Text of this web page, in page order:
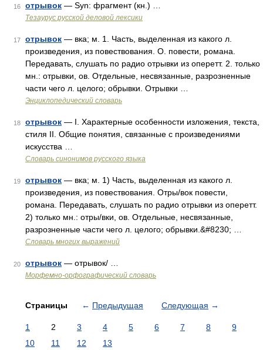
16 отрывок — Syn: фрагмент (кн.) …
Тезаурус русской деловой лексики
17 отрывок — вка; м. 1. Часть, выделенная из какого л.
произведения, из повествования. О. повести, романа.
Передавать, слушать по радио отрывки из оперетт. 2. только
мн.: отрывки, ов. Отдельные, несвязанные, разрозненные
части чего л. целого; обрывки. Отрывки …
Энциклопедический словарь
18 отрывок — I. Характерные особенности изложения, текста,
стиля II. Общие понятия, связанные с произведениями
искусства …
Словарь синонимов русского языка
19 отрывок — вка; м. 1) Часть, выделенная из какого л.
произведения, из повествования. Отры/вок повести,
романа. Передавать, слушать по радио отрывки из оперетт.
2) только мн.: отры/вки, ов. Отдельные, несвязанные,
разрозненные части чего л. целого; обрывки.&#8230; …
Словарь многих выражений
20 отрывок — отрывок/ …
Морфемно-орфографический словарь
Страницы ← Предыдущая Следующая →
1 2 3 4 5 6 7 8
9
10
11 12 13